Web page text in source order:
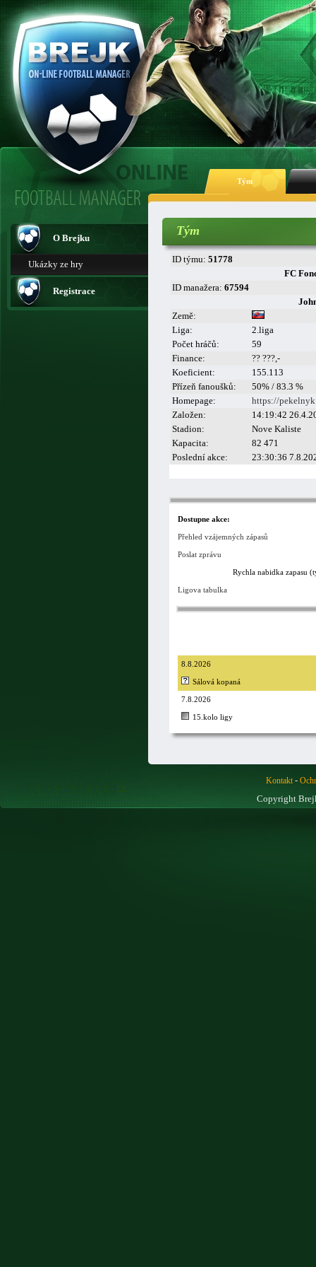
Tým
O Brejku
Ukázky ze hry
Registrace
Tým
ID týmu: 51778
FC
ID manažera: 67594
Země:
Liga:
2.liga
Počet hráčů:
59
Finance:
?? ???,-
Koeficient:
155.113
Přízeň fanoušků:
50% / 83.3 %
Homepage:
https://
Založen:
14:19:42
Stadion:
Nove Kaliste
Kapacita:
82 471
Poslední akce:
23:30:36
Dostupne akce:
Přehled vzájemných zápasů
Poslat zprávu
Rychla nabidka zapasu
Ligova tabulka
8.8.2026
Sálová kopaná
7.8.2026
15.kolo ligy
Kontakt-
Copyright